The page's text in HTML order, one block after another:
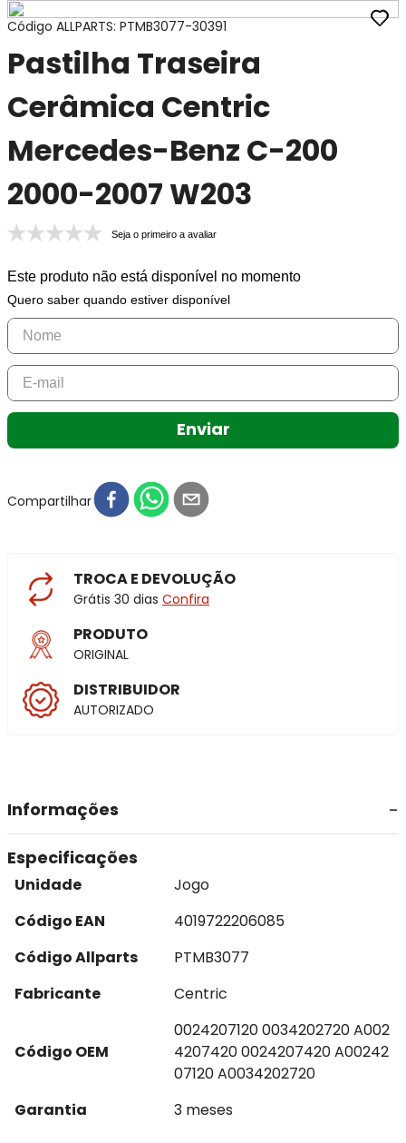
Código ALLPARTS: PTMB3077-30391
Pastilha Traseira
Cerâmica Centric
Mercedes-Benz C-200
2000-2007 W203
Seja o primeiro a avaliar
Este produto não está disponível no momento
Quero saber quando estiver disponível
Enviar
Compartilhar
TROCA E DEVOLUÇÃO
Grátis 30 dias Confira
PRODUTO
ORIGINAL
DISTRIBUIDOR
AUTORIZADO
Informações
Especificações
Unidade
Jogo
Código EAN
4019722206085
Código Allparts
PTMB3077
Fabricante
Centric
Código OEM
0024207120 0034202720 A002
4207420 0024207420 A00242
07120 A0034202720
Garantia
3 meses